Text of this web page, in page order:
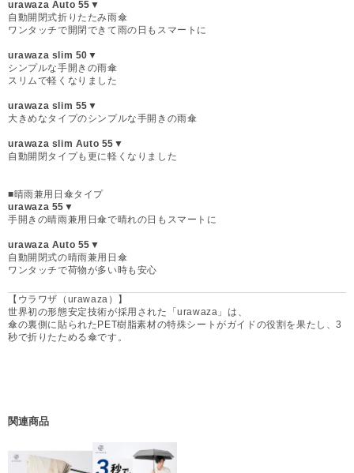
urawaza Auto 55▼
自動開閉式折りたたみ雨傘
ワンタッチで開閉できて雨の日もスマートに
urawaza slim 50▼
シンプルな手開きの雨傘
スリムで軽くなりました
urawaza slim 55▼
大きめなタイプのシンプルな手開きの雨傘
urawaza slim Auto 55▼
自動開閉タイプも更に軽くなりました
■晴雨兼用日傘タイプ
urawaza 55▼
手開きの晴雨兼用日傘で晴れの日もスマートに
urawaza Auto 55▼
自動開閉式の晴雨兼用日傘
ワンタッチで荷物が多い時も安心
【ウラワザ（urawaza）】
世界初の形態安定技術が採用された「urawaza」は、
傘の裏側に貼られたPET樹脂素材の特殊シートがガイドの役割を果たし、3
秒で折りたためる傘です。
関連商品